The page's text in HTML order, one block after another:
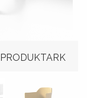
PRODUKTARK